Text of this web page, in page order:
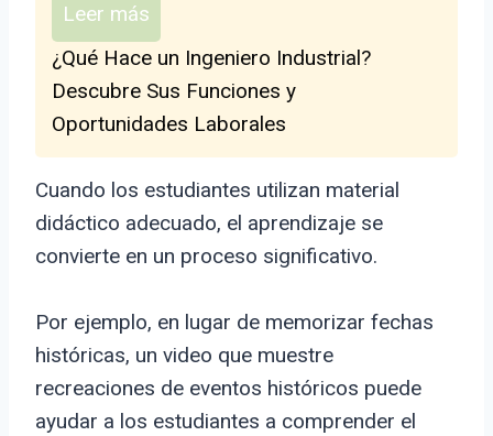
Leer más
¿Qué Hace un Ingeniero Industrial?
Descubre Sus Funciones y
Oportunidades Laborales
Cuando los estudiantes utilizan material
didáctico adecuado, el aprendizaje se
convierte en un proceso significativo.
Por ejemplo, en lugar de memorizar fechas
históricas, un video que muestre
recreaciones de eventos históricos puede
ayudar a los estudiantes a comprender el